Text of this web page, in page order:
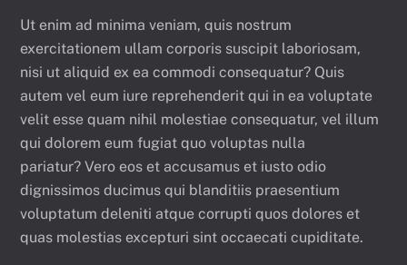
Ut enim ad minima veniam, quis nostrum
exercitationem ullam corporis suscipit laboriosam,
nisi ut aliquid ex ea commodi consequatur? Quis
autem vel eum iure reprehenderit qui in ea voluptate
velit esse quam nihil molestiae consequatur, vel illum
qui dolorem eum fugiat quo voluptas nulla
pariatur? Vero eos et accusamus et iusto odio
dignissimos ducimus qui blanditiis praesentium
voluptatum deleniti atque corrupti quos dolores et
quas molestias excepturi sint occaecati cupiditate.